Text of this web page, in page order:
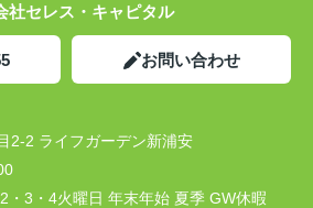
社セレス・キャピタル
お問い合わせ
2-2 ライフガーデン新浦安
・3・4火曜日 年末年始 夏季 GW休暇